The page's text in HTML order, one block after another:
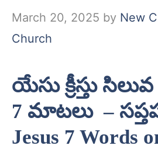
March 20, 2025 by New
Church
యేసు క్రీస్తు
7 మాటలు –
Jesus 7 Words